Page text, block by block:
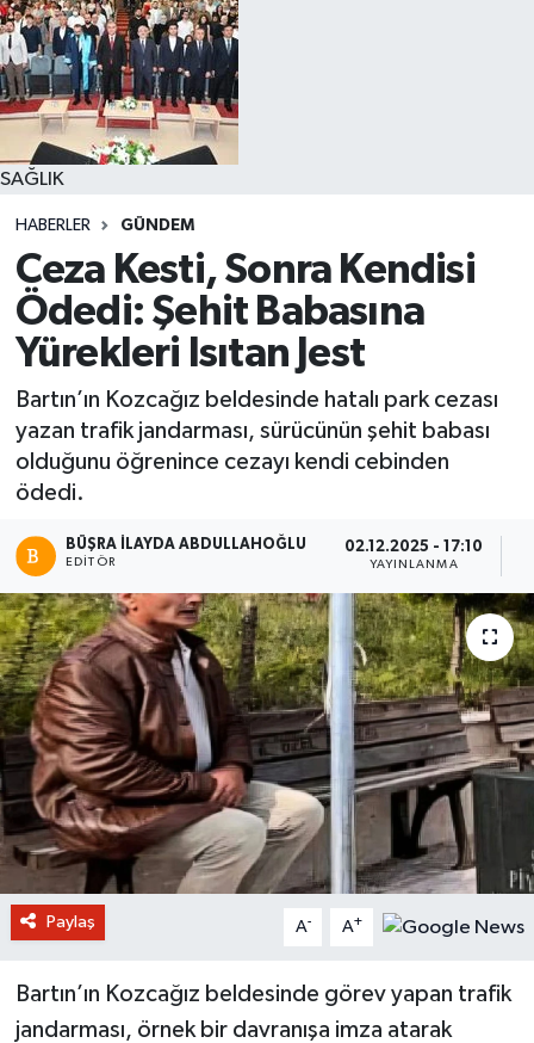
SAĞLIK
HABERLER GÜNDEM
Ceza Kesti, Sonra Kendisi
Ödedi: Şehit Babasına
Yürekleri Isıtan Jest
Bartın’ın Kozcağız beldesinde hatalı park cezası
yazan trafik jandarması, sürücünün şehit babası
olduğunu öğrenince cezayı kendi cebinden
ödedi.
BÜŞRA İLAYDA ABDULLAHOĞLU
EDITÖR
02.12.2025 - 17:10
YAYINLANMA
Paylaş A- A+
Bartın’ın Kozcağız beldesinde görev yapan trafik
jandarması, örnek bir davranışa imza atarak